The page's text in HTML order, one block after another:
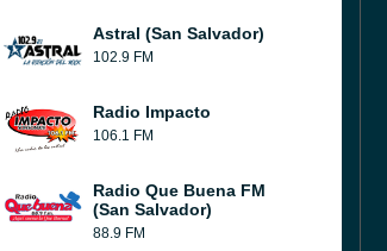
Astral (San Salvador)
102.9 FM
Radio Impacto
106.1 FM
Radio Que Buena FM
(San Salvador)
88.9 FM